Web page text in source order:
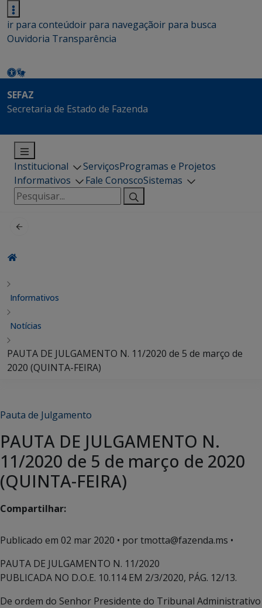
ir para conteúdoir para navegaçãoir para busca
Ouvidoria Transparência
SEFAZ
Secretaria de Estado de Fazenda
Institucional ServiçosProgramas e Projetos
Informativos
Fale ConoscoSistemas
Pesquisar
por:
Informativos
Notícias
PAUTA DE JULGAMENTO N. 11/2020 de 5 de março de
2020 (QUINTA-FEIRA)
Pauta de Julgamento
PAUTA DE JULGAMENTO N.
11/2020 de 5 de março de 2020
(QUINTA-FEIRA)
Compartilhar:
Publicado em 02 mar 2020 • por tmotta@fazenda.ms •
PAUTA DE JULGAMENTO N. 11/2020
PUBLICADA NO D.O.E. 10.114 EM 2/3/2020, PÁG. 12/13.
De ordem do Senhor Presidente do Tribunal Administrativo